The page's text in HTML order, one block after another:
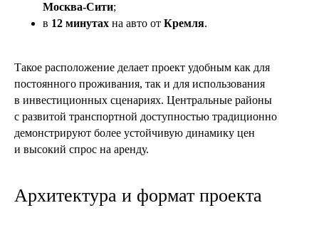
Москва-Сити;
в 12 минутах на авто от Кремля.
Такое расположение делает проект удобным как для
постоянного проживания, так и для использования
в инвестиционных сценариях. Центральные районы
с развитой транспортной доступностью традиционно
демонстрируют более устойчивую динамику цен
и высокий спрос на аренду.
Архитектура и формат проекта